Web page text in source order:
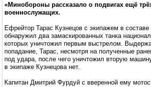
«Минобороны рассказало о подвигах ещё
военнослужащих.
Ефрейтор Тарас Кузнецов с экипажем в составе
обнаружил два замаскированных танка
которых уничтожил первым выстрелом.
попадание, Тарас, несмотря на полученные
под удара, после чего уничтожил вторую
в экипаже Кузнецова нет.
Капитан Дмитрий Фурдуй с вверенной ему